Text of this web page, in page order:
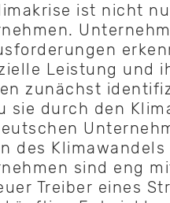
ist nicht
Leistung und
zunächst
sie durch den
des
sind eng
Treiber eines